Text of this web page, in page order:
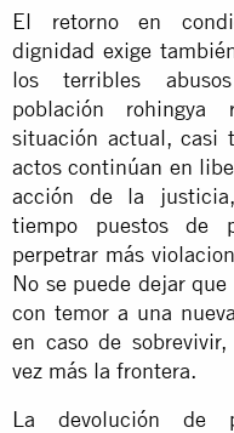
El retorno en
dignidad exige
los terribles
población
situación actual, casi
actos continúan en
acción de la
tiempo puestos de
perpetrar más
No se puede dejar
con temor a una
en caso de
vez más la frontera.
La devolución de